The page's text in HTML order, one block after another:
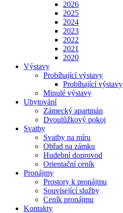
2026
2025
2024
2023
2022
2021
2020
Výstavy
Probíhající výstavy
Probíhající výstavy
Minulé výstavy
Ubytování
Zámecký apartmán
Dvoulůžkový pokoj
Svatby
Svatby na míru
Obřad na zámku
Hudební doprovod
Orientační ceník
Pronájmy
Prostory k pronájmu
Související služby
Ceník pronájmu
Kontakty